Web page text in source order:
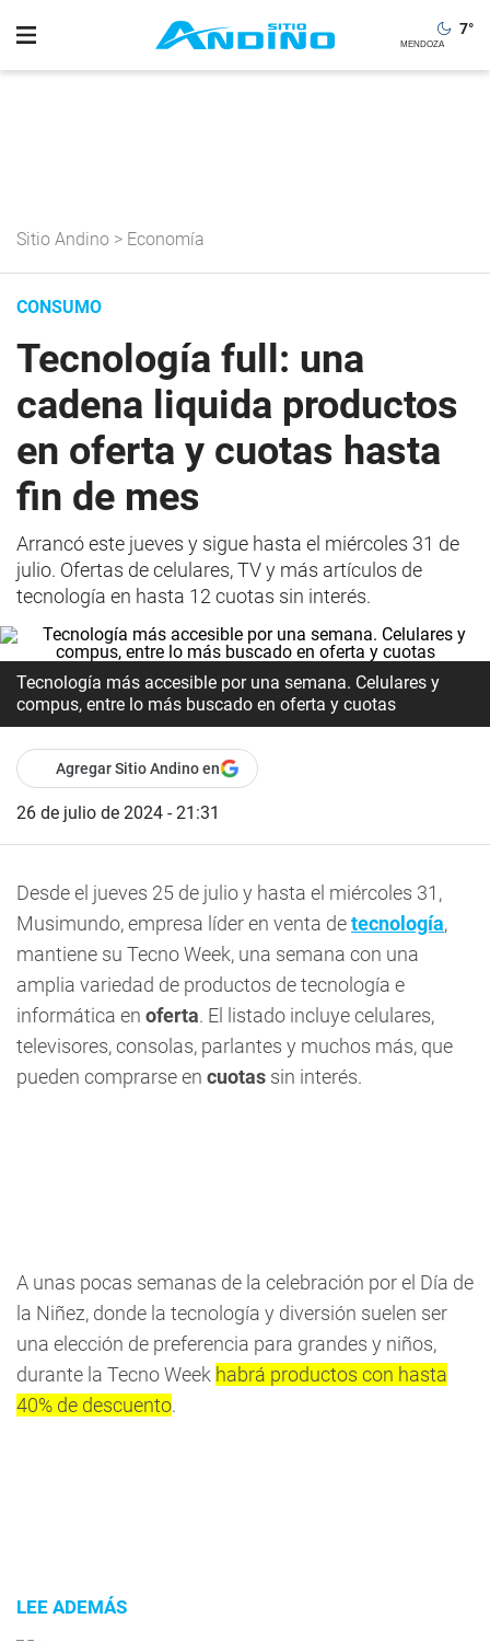
7°
Sitio Andino > Economía
CONSUMO
Tecnología full: una
cadena liquida productos
en oferta y cuotas hasta
fin de mes
Arrancó este jueves y sigue hasta el miércoles 31 de
julio. Ofertas de celulares, TV y más artículos de
tecnología en hasta 12 cuotas sin interés.
Tecnología más accesible por una semana. Celulares y
compus, entre lo más buscado en oferta y cuotas
Agregar Sitio Andino en
26 de julio de 2024 - 21:31
Desde el jueves 25 de julio y hasta el miércoles 31,
Musimundo, empresa líder en venta detecnología,
mantiene su Tecno Week, una semana con una
amplia variedad de productos de tecnología e
informática en oferta. El listado incluye celulares,
televisores, consolas, parlantes y muchos más, que
pueden comprarse en cuotas sin interés.
A unas pocas semanas de la celebración por el Día de
la Niñez, donde la tecnología y diversión suelen ser
una elección de preferencia para grandes y niños,
durante la Tecno Week habrá productos con hasta
40% de descuento.
LEE ADEMÁS